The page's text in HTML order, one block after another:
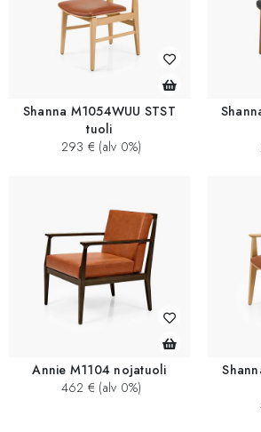
Shanna M1054WUU STST
tuoli
293 € (alv 0%)
Annie M1104 nojatuoli
462 € (alv 0%)